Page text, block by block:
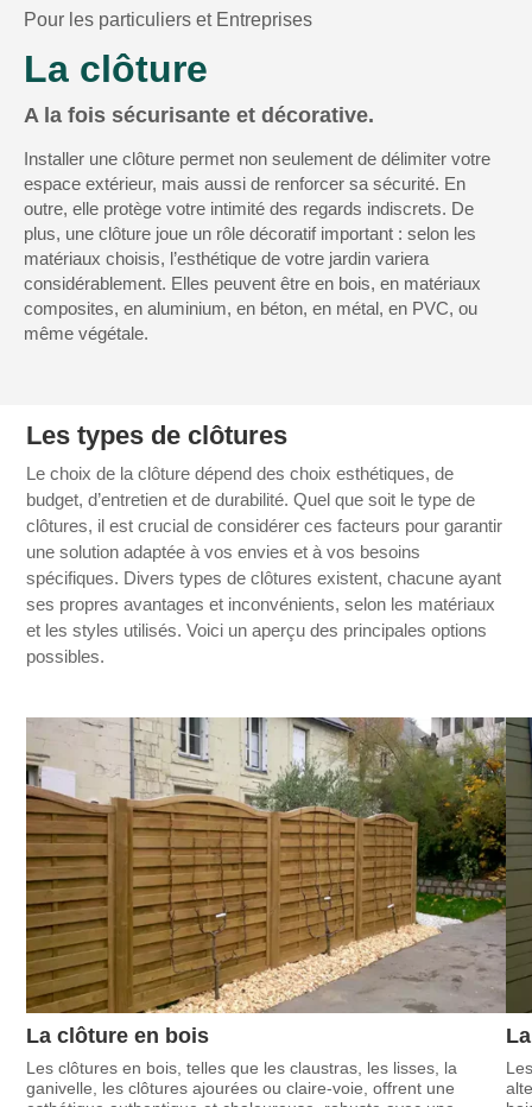
Pour les particuliers et Entreprises
La clôture
A la fois sécurisante et décorative.
Installer une clôture permet non seulement de délimiter votre
espace extérieur, mais aussi de renforcer sa sécurité. En
outre, elle protège votre intimité des regards indiscrets. De
plus, une clôture joue un rôle décoratif important : selon les
matériaux choisis, l’esthétique de votre jardin variera
considérablement. Elles peuvent être en bois, en matériaux
composites, en aluminium, en béton, en métal, en PVC, ou
même végétale.
Les types de clôtures
Le choix de la clôture dépend des choix esthétiques, de
budget, d’entretien et de durabilité. Quel que soit le type de
clôtures, il est crucial de considérer ces facteurs pour garantir
une solution adaptée à vos envies et à vos besoins
spécifiques. Divers types de clôtures existent, chacune ayant
ses propres avantages et inconvénients, selon les matériaux
et les styles utilisés. Voici un aperçu des principales options
possibles.
La clôture en bois
Les clôtures en bois, telles que les claustras, les lisses, la
ganivelle, les clôtures ajourées ou claire-voie, offrent une